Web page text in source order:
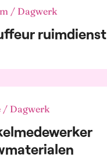
/ Dagwerk
ruimdienst
/ Dagwerk